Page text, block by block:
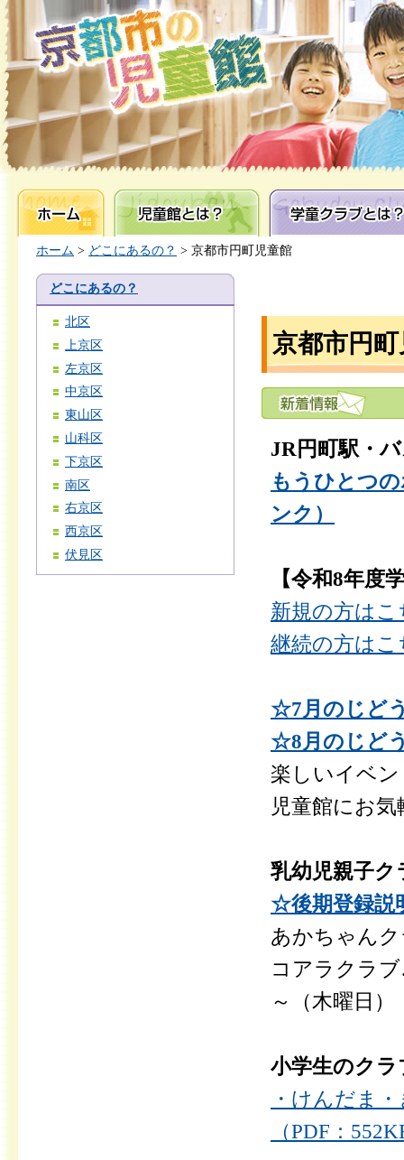
ホーム 児童館とは？ 学童クラブとは？
ホーム > どこにあるの？ > 京都市円町児童館
どこにあるの？
北区
上京区
左京区
中京区
東山区
山科区
下京区
南区
右京区
西京区
伏見区
京都市円
JR円町駅・
もうひとつ
ンク）
【令和8年度
新規の方は
継続の方は
☆7月のじど
☆8月のじど
楽しいイベ
児童館にお
乳幼児親子
☆後期登録説
あかちゃん
コアラクラ
～（木曜日）
小学生のクラ
・けんだま
（PDF：